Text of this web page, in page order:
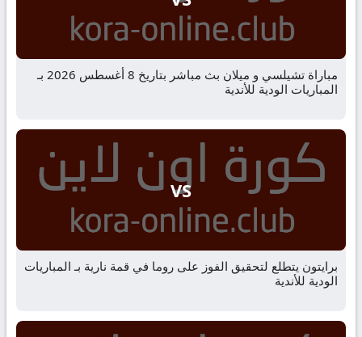
مباراة تشيلسي و ميلان بث مباشر بتاريخ 8 أغسطس 2026 بـ
المباريات الودية للأندية
VS
برايتون يتطلع لتحقيق الفوز على روما في قمة نارية بـ المباريات
الودية للأندية